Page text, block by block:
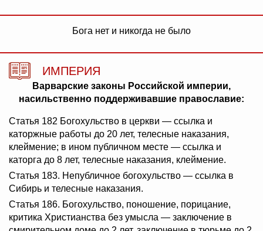
Бога нет и никогда не было
ИМПЕРИЯ
Варварские законы Российской империи,
насильственно поддерживавшие православие:
Статья 182 Богохульство в церкви — ссылка и
каторжные работы до 20 лет, телесные наказания,
клеймение; в ином публичном месте — ссылка и
каторга до 8 лет, телесные наказания, клеймение.
Статья 183. Непубличное богохульство — ссылка в
Сибирь и телесные наказания.
Статья 186. Богохульство, поношение, порицание,
критика Христианства без умысла — заключение в